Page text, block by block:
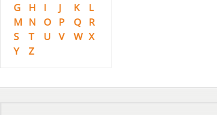
G
H I J K
L
M N O P Q
R
S
T U V W X
Y
Z